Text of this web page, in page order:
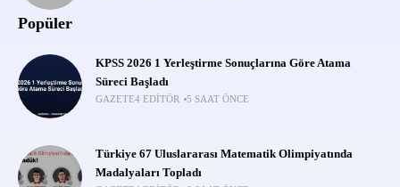
Popüler
KPSS 2026 1 Yerleştirme Sonuçlarına Göre Atama
Süreci Başladı
GAZETE4 EDITÖR 5 SAAT ÖNCE
Türkiye 67 Uluslararası Matematik Olimpiyatında
Madalyaları Topladı